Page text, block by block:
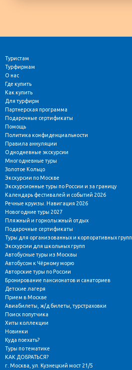
Туристам
Турфирмам
О нас
Где купить
Как купить
Для турфирм
Партнерская программа
Подарочные сертификаты
Помощь
Политика конфиденциальности
Правила аннуляции
Однодневные экскурсии
Многодневные туры
Золотое Кольцо
Экскурсии по Москве
Экскурсионные туры по России и за границу
Календарь фестивалей и событий 2026
Речные круизы. Навигация 2026
Новогодние туры 2027
Пляжный и горнолыжный отдых
Подарочные сертификаты
Туры для организованных и корпоративных групп
Экскурсии для школьных групп
Автобусные туры из Москвы
Автобусом к Чёрному морю
Авторские туры по России
Бронирование пансионатов и санаториев
Детские лагеря
Прием в Москве
Авиабилеты, ж/д билеты, турстраховки
Поиск попутчика
Хиты коллекции
Новинки
Куда поехать?
Туры по тематике
КАК ДОБРАТЬСЯ?
г. Москва, ул. Кузнецкий мост 21/5